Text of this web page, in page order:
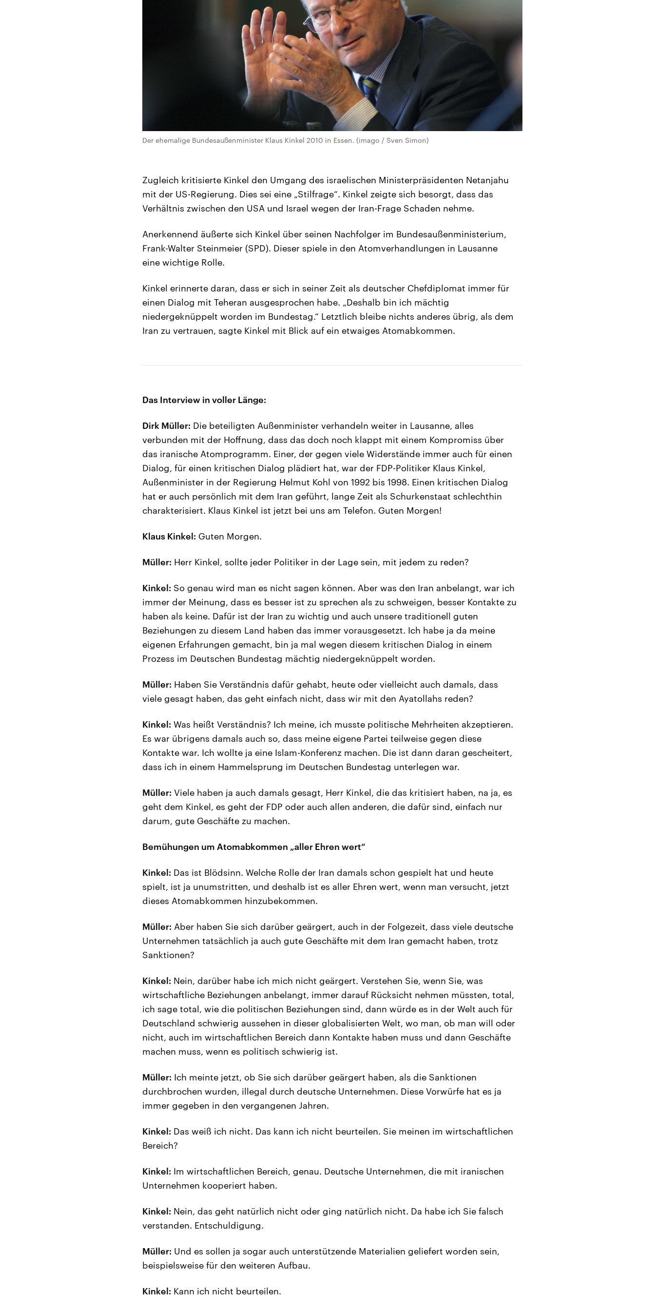
Der ehemalige Bundesaußenminister Klaus Kinkel 2010 in Essen. (imago / Sven Simon)
Zugleich kritisierte Kinkel den Umgang des israelischen Ministerpräsidenten Netanjahu
mit der US-Regierung. Dies sei eine „Stilfrage“. Kinkel zeigte sich besorgt, dass das
Verhältnis zwischen den USA und Israel wegen der Iran-Frage Schaden nehme.
Anerkennend äußerte sich Kinkel über seinen Nachfolger im Bundesaußenministerium,
Frank-Walter Steinmeier (SPD). Dieser spiele in den Atomverhandlungen in Lausanne
eine wichtige Rolle.
Kinkel erinnerte daran, dass er sich in seiner Zeit als deutscher Chefdiplomat immer für
einen Dialog mit Teheran ausgesprochen habe. „Deshalb bin ich mächtig
niedergeknüppelt worden im Bundestag.“ Letztlich bleibe nichts anderes übrig, als dem
Iran zu vertrauen, sagte Kinkel mit Blick auf ein etwaiges Atomabkommen.
Das Interview in voller Länge:
Dirk Müller: Die beteiligten Außenminister verhandeln weiter in Lausanne, alles
verbunden mit der Hoffnung, dass das doch noch klappt mit einem Kompromiss über
das iranische Atomprogramm. Einer, der gegen viele Widerstände immer auch für einen
Dialog, für einen kritischen Dialog plädiert hat, war der FDP-Politiker Klaus Kinkel,
Außenminister in der Regierung Helmut Kohl von 1992 bis 1998. Einen kritischen Dialog
hat er auch persönlich mit dem Iran geführt, lange Zeit als Schurkenstaat schlechthin
charakterisiert. Klaus Kinkel ist jetzt bei uns am Telefon. Guten Morgen!
Klaus Kinkel: Guten Morgen.
Müller: Herr Kinkel, sollte jeder Politiker in der Lage sein, mit jedem zu reden?
Kinkel: So genau wird man es nicht sagen können. Aber was den Iran anbelangt, war ich
immer der Meinung, dass es besser ist zu sprechen als zu schweigen, besser Kontakte zu
haben als keine. Dafür ist der Iran zu wichtig und auch unsere traditionell guten
Beziehungen zu diesem Land haben das immer vorausgesetzt. Ich habe ja da meine
eigenen Erfahrungen gemacht, bin ja mal wegen diesem kritischen Dialog in einem
Prozess im Deutschen Bundestag mächtig niedergeknüppelt worden.
Müller: Haben Sie Verständnis dafür gehabt, heute oder vielleicht auch damals, dass
viele gesagt haben, das geht einfach nicht, dass wir mit den Ayatollahs reden?
Kinkel: Was heißt Verständnis? Ich meine, ich musste politische Mehrheiten akzeptieren.
Es war übrigens damals auch so, dass meine eigene Partei teilweise gegen diese
Kontakte war. Ich wollte ja eine Islam-Konferenz machen. Die ist dann daran gescheitert,
dass ich in einem Hammelsprung im Deutschen Bundestag unterlegen war.
Müller: Viele haben ja auch damals gesagt, Herr Kinkel, die das kritisiert haben, na ja, es
geht dem Kinkel, es geht der FDP oder auch allen anderen, die dafür sind, einfach nur
darum, gute Geschäfte zu machen.
Bemühungen um Atomabkommen „aller Ehren wert“
Kinkel: Das ist Blödsinn. Welche Rolle der Iran damals schon gespielt hat und heute
spielt, ist ja unumstritten, und deshalb ist es aller Ehren wert, wenn man versucht, jetzt
dieses Atomabkommen hinzubekommen.
Müller: Aber haben Sie sich darüber geärgert, auch in der Folgezeit, dass viele deutsche
Unternehmen tatsächlich ja auch gute Geschäfte mit dem Iran gemacht haben, trotz
Sanktionen?
Kinkel: Nein, darüber habe ich mich nicht geärgert. Verstehen Sie, wenn Sie, was
wirtschaftliche Beziehungen anbelangt, immer darauf Rücksicht nehmen müssten, total,
ich sage total, wie die politischen Beziehungen sind, dann würde es in der Welt auch für
Deutschland schwierig aussehen in dieser globalisierten Welt, wo man, ob man will oder
nicht, auch im wirtschaftlichen Bereich dann Kontakte haben muss und dann Geschäfte
machen muss, wenn es politisch schwierig ist.
Müller: Ich meinte jetzt, ob Sie sich darüber geärgert haben, als die Sanktionen
durchbrochen wurden, illegal durch deutsche Unternehmen. Diese Vorwürfe hat es ja
immer gegeben in den vergangenen Jahren.
Kinkel: Das weiß ich nicht. Das kann ich nicht beurteilen. Sie meinen im wirtschaftlichen
Bereich?
Kinkel: Im wirtschaftlichen Bereich, genau. Deutsche Unternehmen, die mit iranischen
Unternehmen kooperiert haben.
Kinkel: Nein, das geht natürlich nicht oder ging natürlich nicht. Da habe ich Sie falsch
verstanden. Entschuldigung.
Müller: Und es sollen ja sogar auch unterstützende Materialien geliefert worden sein,
beispielsweise für den weiteren Aufbau.
Kinkel: Kann ich nicht beurteilen.